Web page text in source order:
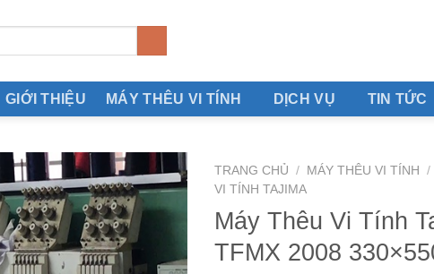
GIỚI THIỆU MÁY THÊU VI TÍNH DỊCH VỤ TIN TỨC
TRANG CHỦ / MÁY THÊU VI TÍNH /
VI TÍNH TAJIMA
Máy Thêu Vi Tính
TFMX 2008